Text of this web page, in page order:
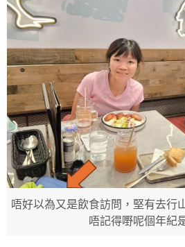
唔好以為又是飲食訪問，堅有去行
唔記得嘢呢個年紀